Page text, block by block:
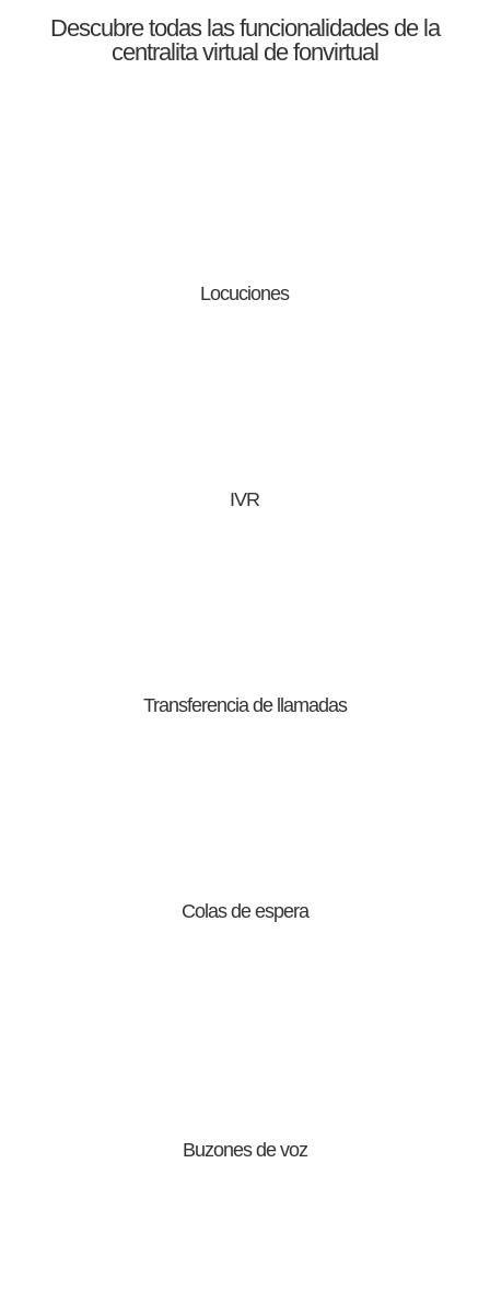
Descubre todas las funcionalidades de la
centralita virtualde fonvirtual
Locuciones
IVR
Transferencia de llamadas
Colas de espera
Buzones de voz